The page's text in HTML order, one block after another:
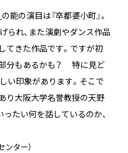
の能の演目は『卒都婆小町』。
られ、また演劇やダンス作品
てきた作品です。ですが初
分もあるかも？ 特に見ど
い印象があります。そこで
り大阪大学名誉教授の天野
ったい何を話しているのか、
ンター）